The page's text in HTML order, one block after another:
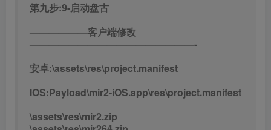
第九步:9-启动盘古
——————客户端修改
—————————————————-
安卓:\assets\res\project.manifest
IOS:Payload\mir2-iOS.app\res\project.manifest
\assets\res\mir2.zip